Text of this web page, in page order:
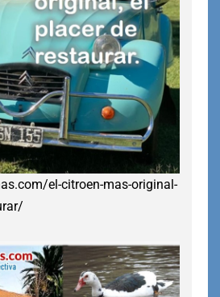
el-citroen-mas-original-